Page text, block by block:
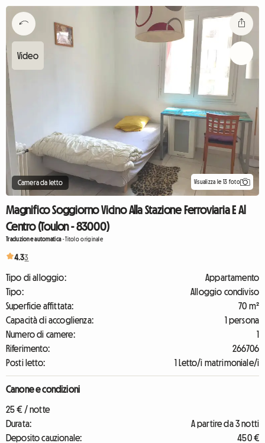
Camera da letto Visualizza le 13 foto
Magnifico Soggiorno Vicino Alla Stazione Ferroviaria E Al
Centro (Toulon - 83000)
Traduzione automatica-Titolo originale
4.33
Tipo di alloggio:
Appartamento
Tipo:
Alloggio condiviso
Superficie affittata:
70 m²
Capacità di accoglienza:
1 persona
Numero di camere:
1
Riferimento:
266706
Posti letto:
1 Letto/i matrimoniale/i
Canone e condizioni
25 € / notte
Durata:
A partire da 3 notti
Deposito cauzionale:
450 €